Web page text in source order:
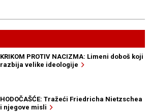
KRIKOM PROTIV NACIZMA: Limeni doboš koji
razbija velike ideologije
HODOČAŠĆE: Tražeći Friedricha Nietzschea
i njegove misli